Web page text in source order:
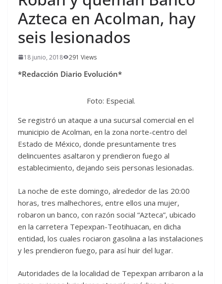
Azteca en Acolman, hay
seis lesionados
18 junio, 2018 291 Views
*Redacción Diario Evolución*
Foto: Especial.
Se registró un ataque a una sucursal comercial en el
municipio de Acolman, en la zona norte-centro del
Estado de México, donde presuntamente tres
delincuentes asaltaron y prendieron fuego al
establecimiento, dejando seis personas lesionadas.
La noche de este domingo, alrededor de las 20:00
horas, tres malhechores, entre ellos una mujer,
robaron un banco, con razón social “Azteca”, ubicado
en la carretera Tepexpan-Teotihuacan, en dicha
entidad, los cuales rociaron gasolina a las instalaciones
y les prendieron fuego, para así huir del lugar.
Autoridades de la localidad de Tepexpan arribaron a la